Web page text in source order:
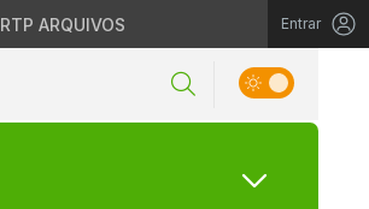
RTP ARQUIVOS Entrar